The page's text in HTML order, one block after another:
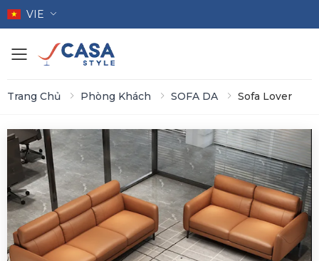
VIE
Toggle mobile menu
Trang Chủ Phòng Khách SOFA DA Sofa Lover